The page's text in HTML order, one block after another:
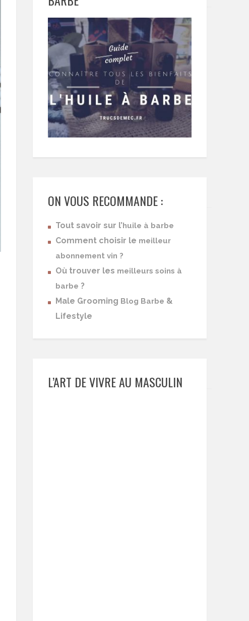
ON VOUS RECOMMANDE :
Tout savoir sur l’ huile à barbe
Comment choisir le meilleur
abonnement vin ?
Où trouver les meilleurs soins à
barbe ?
Male Grooming Blog Barbe &
Lifestyle
L’ART DE VIVRE AU MASCULIN